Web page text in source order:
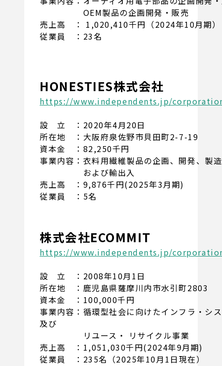
OEM製品の企画開発・販売
売上高 ： 1,020,410千円（2024年10月期）
従業員 ：23名
HONESTIES株式会社
https://www.independents.jp/
設 立 ：2020年4月20日
所在地 ：大阪府泉佐野市貝田町2-7-19
資本金 ：82,250千円
事業内容：衣料用繊維製品の企画、開発、製
および輸出入
売上高 ：9,876千円(2025年3月期)
従業員 ：5名
株式会社ECOMMIT
https://www.independents.jp/
設 立 ：2008年10月1日
所在地 ：鹿児島県薩摩川内市水引町2803
資本金 ：100,000千円
事業内容：循環型社会に向けたインフラ・シ
及び
リユース・ リサイクル事業
売上高 ：1,051,030千円(2024年9月期)
従業員 ：235名（2025年10月1日現在）